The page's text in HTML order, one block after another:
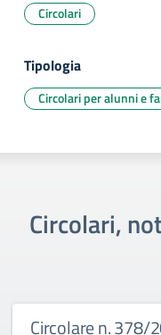
Circolari
Tipologia
Circolari per alunni e
Circolari,
Circolare n. 378/